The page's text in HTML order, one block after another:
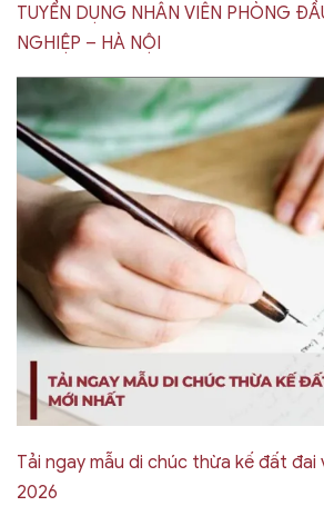
TUYỂN DỤNG NHÂN VIÊN PHÒNG
NGHIỆP – HÀ NỘI
Tải ngay mẫu di chúc thừa kế đất
2026